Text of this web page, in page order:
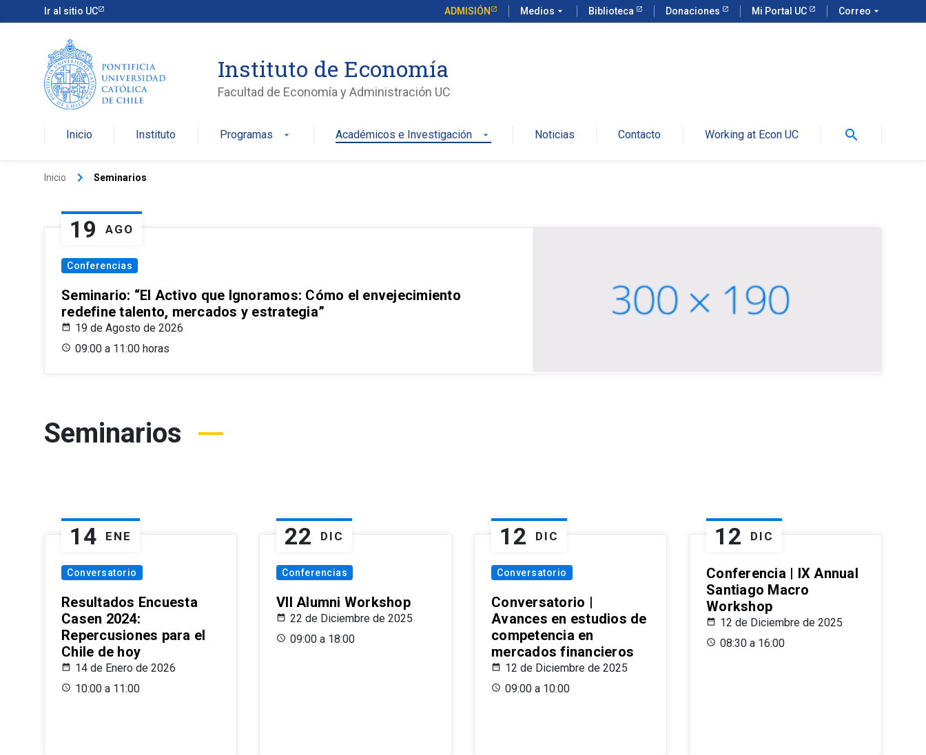
Ir al sitio UC ADMISIÓN Medios arrow_drop_down Biblioteca Donaciones Mi Portal UC Correo arrow_drop_down
Instituto de Economía
Facultad de Economía y Administración UC
Inicio Instituto Programas arrow_drop_down Académicos e Investigación arrow_drop_down Noticias Contacto Working at Econ UC search
Inicio keyboard_arrow_right Seminarios
19 AGO
Conferencias
Seminario: “El Activo que Ignoramos: Cómo el envejecimiento
redefine talento, mercados y estrategia”
19 de Agosto de 2026
09:00 a 11:00 horas
Seminarios
14 ENE
Conversatorio
Resultados Encuesta
Casen 2024:
Repercusiones para el
Chile de hoy
14 de Enero de 2026
10:00 a 11:00
22 DIC
Conferencias
VII Alumni Workshop
22 de Diciembre de 2025
09:00 a 18:00
12 DIC
Conversatorio
Conversatorio |
Avances en estudios de
competencia en
mercados financieros
12 de Diciembre de 2025
09:00 a 10:00
12 DIC
Conferencia | IX Annual
Santiago Macro
Workshop
12 de Diciembre de 2025
08:30 a 16:00